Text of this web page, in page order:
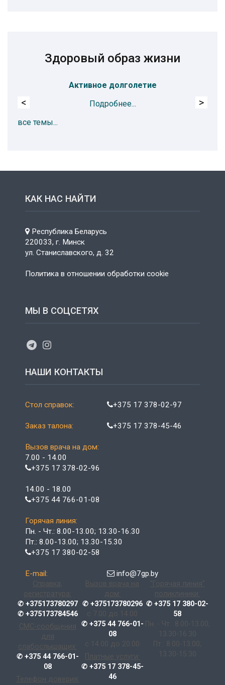
Здоровый образ жизни
Активное долголетие
Подробнее...
< >
все темы...
КАК НАС НАЙТИ
Республика Беларусь
220033, г. Минск
ул. Станиславского, д. 32
Политика в отношении обработки cookie
МЫ В СОЦСЕТЯХ
НАШИ КОНТАКТЫ
Стол справок: +375 17 378-02-97
Заказ талона: +375 17 378-45-46
Вызов врача на дом:
7.00 - 14.00
+375 17 378-02-96
14.00 - 18.00
+375 44 766-01-08
Горячая линия:
Пн. - Чт.: 8.00-13.00; 13.30-16.30
Пт.: 8.00-13.00; 13.30-15.30
+375 17 380-02-58
E-mail: info@7gp.by
Справка,
регистратура:
✆ +375173780297
✆ +375173784546
СМС-сообщения
для
слабослышащих:
✆ +375 44 766-01-
08
Телефон доверия:
Вызов врача на
дом:
✆ +375173780296
с 7.00 до 14.00
✆ +375 44 766-01-
08
с 14.00 до 20.00
Платные услуги:
✆ +375 17 378-45-
46
"Горячая линия"
поликлиники:
✆ +375 17 380-02-
58
Пн. - Чт.: 8.00-13.00;
13.30-16.30
Пт.: 8.00-13.00;
13.30-15.30